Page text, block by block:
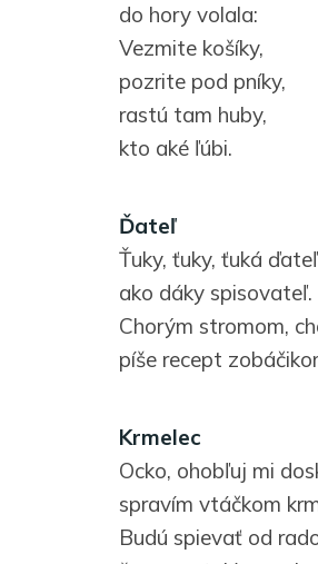
do hory volala:
Vezmite košíky,
pozrite pod pníky,
rastú tam huby,
kto aké ľúbi.
Ďateľ
Ťuky, ťuky, ťuká
ako dáky spisovateľ.
Chorým stromom,
píše recept
Krmelec
Ocko, ohobľuj mi
spravím vtáčkom
Budú spievať od